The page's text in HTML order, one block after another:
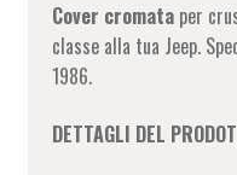
Cover cromataper
classe alla tua Jeep.
1986.
DETTAGLI DEL